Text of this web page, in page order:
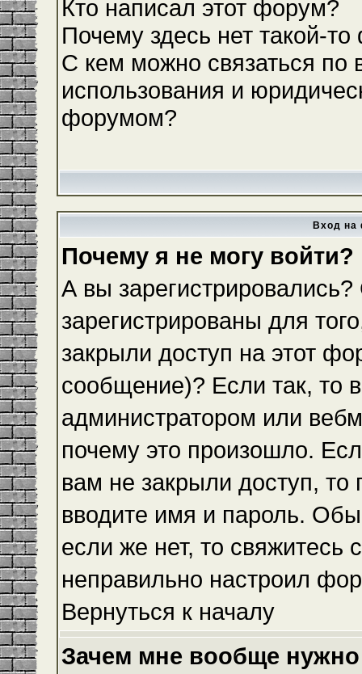
Кто написал этот форум?
Почему здесь нет такой-
С кем можно связаться по
использования и
форумом?
Вход на
Почему я не могу войти?
А вы
зарегистрированы для
закрыли доступ на этот
сообщение)? Если так, то
администратором или
почему это произошло.
вам не закрыли доступ,
вводите имя и пароль.
если же нет, то свяжитесь
неправильно настроил
Вернуться к началу
Зачем мне вообще нужно